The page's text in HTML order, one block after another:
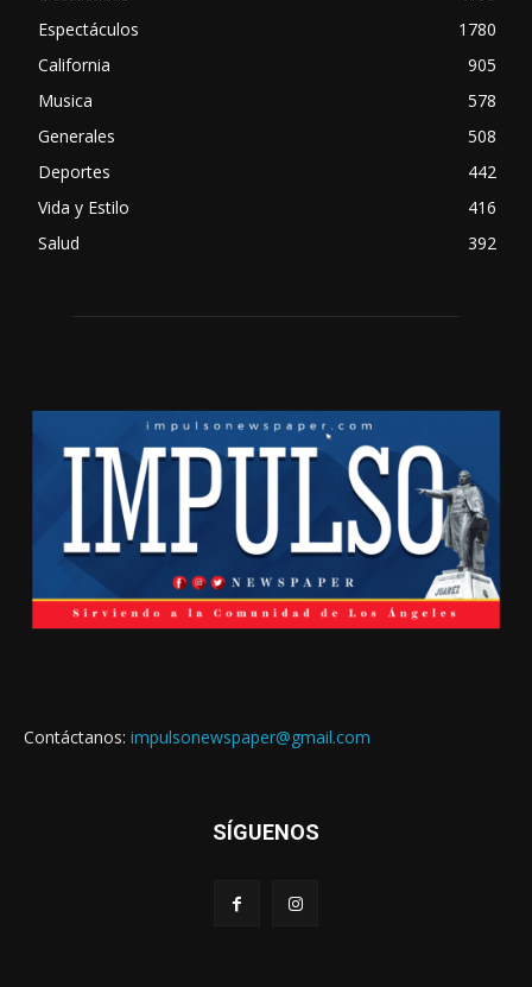
Espectáculos
1780
California
905
Musica
578
Generales
508
Deportes
442
Vida y Estilo
416
Salud
392
Contáctanos: impulsonewspaper@gmail.com
SÍGUENOS